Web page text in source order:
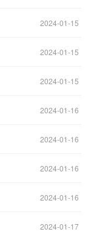
2024-01-15
2024-01-15
2024-01-15
2024-01-16
2024-01-16
2024-01-16
2024-01-16
2024-01-17